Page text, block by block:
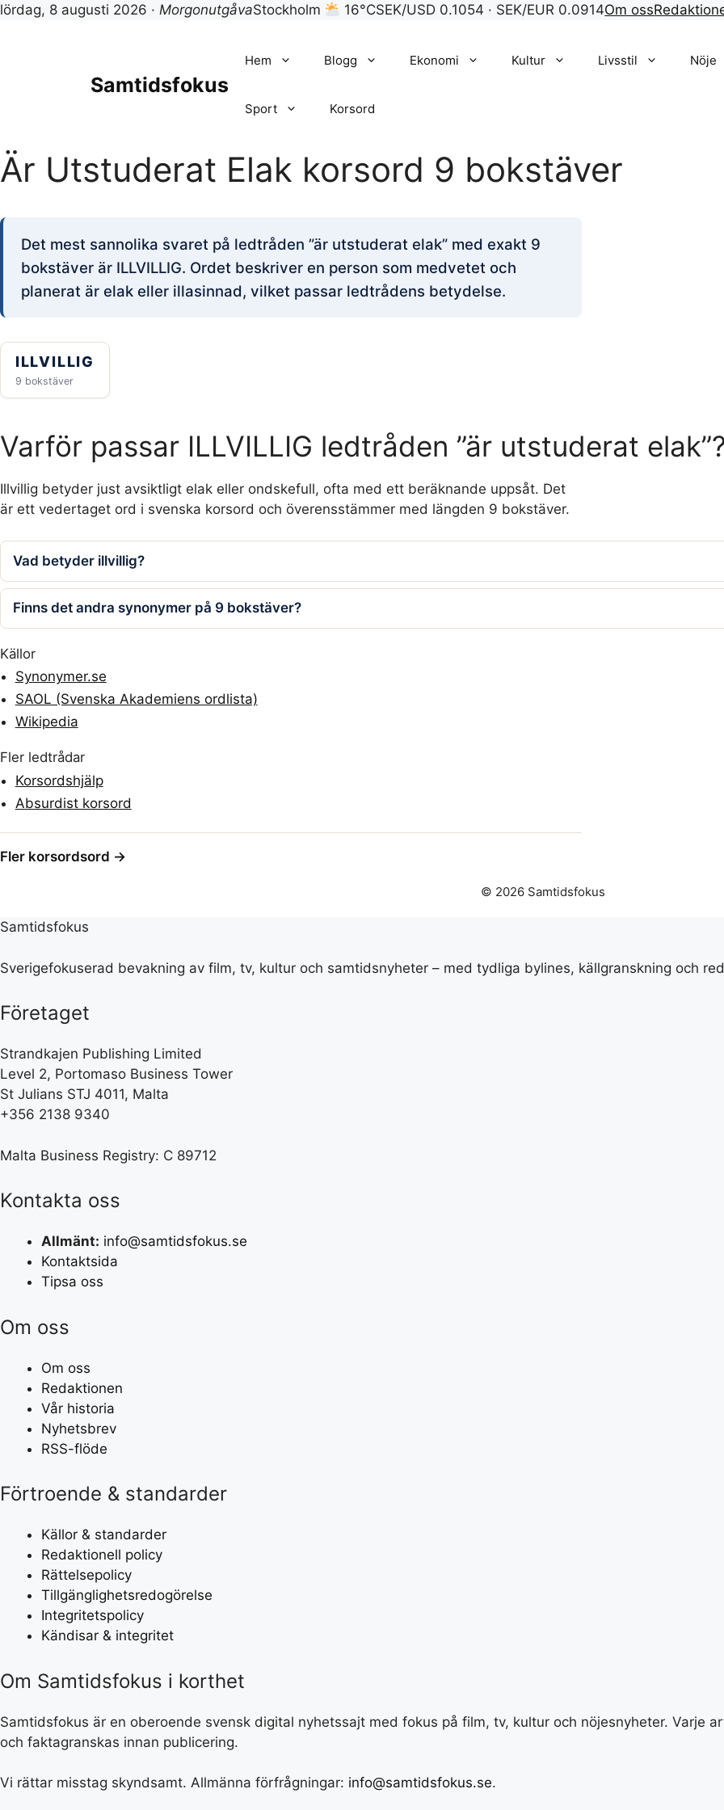
lördag, 8 augusti 2026 · MorgonutgåvaStockholm 16°CSEK/USD 0.1054 · SEK/EUR 0.0914Om oss
Samtidsfokus
Hem Blogg Ekonomi Kultur Livsstil Nöje
Sport Korsord
Är Utstuderat Elak korsord 9 bokstäver
Det mest sannolika svaret på ledtråden ”är utstuderat elak” med exakt 9
bokstäver är ILLVILLIG. Ordet beskriver en person som medvetet och
planerat är elak eller illasinnad, vilket passar ledtrådens betydelse.
ILLVILLIG
9 bokstäver
Varför passar ILLVILLIG ledtråden ”är utstuderat
Illvillig betyder just avsiktligt elak eller ondskefull, ofta med ett beräknande uppsåt. Det
är ett vedertaget ord i svenska korsord och överensstämmer med längden 9 bokstäver.
Vad betyder illvillig?
Finns det andra synonymer på 9 bokstäver?
Källor
Synonymer.se
SAOL (Svenska Akademiens ordlista)
Wikipedia
Fler ledtrådar
Korsordshjälp
Absurdist korsord
Fler korsordsord →
© 2026 Samtidsfokus
Samtidsfokus
Sverigefokuserad bevakning av film, tv, kultur och samtidsnyheter – med tydliga bylines, källgranskning och
Företaget
Strandkajen Publishing Limited
Level 2, Portomaso Business Tower
St Julians STJ 4011, Malta
+356 2138 9340
Malta Business Registry: C 89712
Kontakta oss
Allmänt: info@samtidsfokus.se
Kontaktsida
Tipsa oss
Om oss
Om oss
Redaktionen
Vår historia
Nyhetsbrev
RSS-flöde
Förtroende & standarder
Källor & standarder
Redaktionell policy
Rättelsepolicy
Tillgänglighetsredogörelse
Integritetspolicy
Kändisar & integritet
Om Samtidsfokus i korthet
Samtidsfokus är en oberoende svensk digital nyhetssajt med fokus på film, tv, kultur och nöjesnyheter. Varje
och faktagranskas innan publicering.
Vi rättar misstag skyndsamt. Allmänna förfrågningar: info@samtidsfokus.se.